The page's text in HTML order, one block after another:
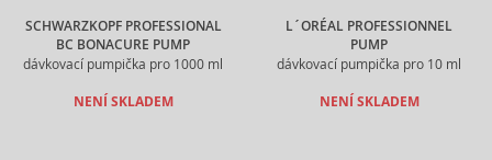
SCHWARZKOPF PROFESSIONAL
BC BONACURE PUMP
dávkovací pumpička pro 1000 ml
NENÍ SKLADEM
L´ORÉAL PROFESSIONNEL
PUMP
dávkovací pumpička pro 10 ml
NENÍ SKLADEM